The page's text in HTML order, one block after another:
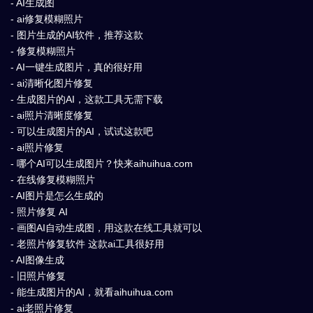
- AI生成图
- ai修复模糊照片
- 图片生成的AI软件，推荐这款
- 修复模糊照片
- AI一键生成图片，真的很好用
- ai清晰化图片修复
- 生成图片的AI，这款工具无需下载
- ai照片清晰度修复
- 可以生成图片的AI，试试这款吧
- ai照片修复
- 哪个AI可以生成图片？快来aihuihua.com
- 在线修复模糊照片
- AI图片是怎么生成的
- 照片修复 AI
- 画图AI自动生成图，用这款在线工具就可以
- 老照片修复软件 这款ai工具很好用
- AI图像生成
- 旧照片修复
- 能生成图片的AI，就看aihuihua.com
- ai老照片修复